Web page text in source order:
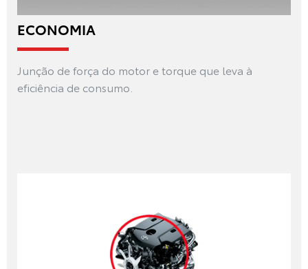
ECONOMIA
Junção de força do motor e torque que leva à
eficiência de consumo.